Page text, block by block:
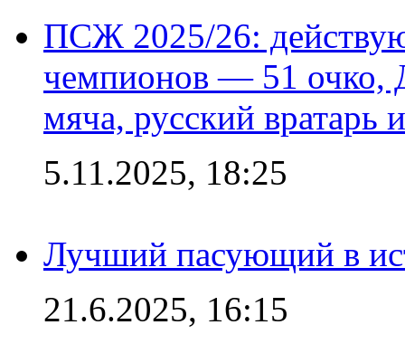
ПСЖ 2025/26:
чемпионов — 51 очко,
мяча, русский вратарь
5.11.2025, 18:25
Лучший пасующий в
21.6.2025, 16:15